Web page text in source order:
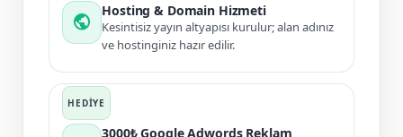
public
Hosting & Domain Hizmeti
Kesintisiz yayın altyapısı kurulur; alan adınız
ve hostinginiz hazır edilir.
3000₺ Google Adwords Reklam